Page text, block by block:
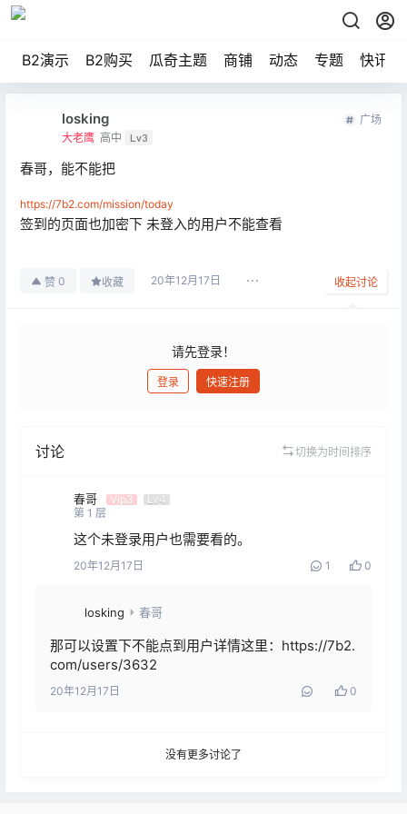
B2演示 B2购买 瓜奇主题 商铺 动态 专题 快讯
losking
大老鹰 高中 Lv3
广场
春哥，能不能把
https://7b2.com/mission/today
签到的页面也加密下 未登入的用户不能查看
赞 0 收藏 20年12月17日 收起讨论
请先登录！
登录 快速注册
讨论 切换为时间排序
春哥 Vip3
Lv4
第 1 层
这个未登录用户也需要看的。
20年12月17日 1 0
losking 春哥
那可以设置下不能点到用户详情这里：https://7b2.
com/users/3632
20年12月17日 0
没有更多讨论了